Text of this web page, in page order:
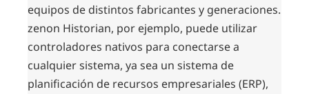
equipos de distintos fabricantes y generaciones.
zenon Historian, por ejemplo, puede utilizar
controladores nativos para conectarse a
cualquier sistema, ya sea un sistema de
planificación de recursos empresariales (ERP),